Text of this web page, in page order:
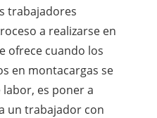
trabajadores
a realizarse en
ofrece cuando los
en montacargas se
es poner a
un trabajador con